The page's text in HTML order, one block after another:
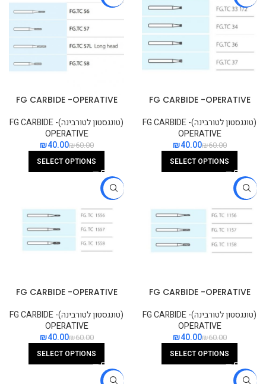
FG CARBIDE -OPERATIVE
(טונגסטון לטורבינה)FG CARBIDE -
OPERATIVE
₪60.00
₪40.00
SELECT OPTIONS
FG CARBIDE -OPERATIVE
(טונגסטון לטורבינה)FG CARBIDE -
OPERATIVE
₪60.00
₪40.00
SELECT OPTIONS
-33%
FG CARBIDE -OPERATIVE
(טונגסטון לטורבינה)FG CARBIDE -
OPERATIVE
₪60.00
₪40.00
SELECT OPTIONS
-33%
FG CARBIDE -OPERATIVE
(טונגסטון לטורבינה)FG CARBIDE -
OPERATIVE
₪60.00
₪40.00
SELECT OPTIONS
-33%
-33%